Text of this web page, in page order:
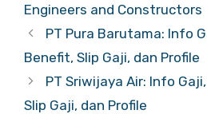
Engineers and Constructors
PT Pura Barutama: Info
Benefit, Slip Gaji, dan Profile
PT Sriwijaya Air: Info
Slip Gaji, dan Profile